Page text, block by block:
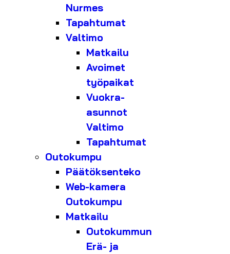
Nurmes
Tapahtumat
Valtimo
Matkailu
Avoimet
työpaikat
Vuokra-
asunnot
Valtimo
Tapahtumat
Outokumpu
Päätöksenteko
Web-kamera
Outokumpu
Matkailu
Outokummun
Erä- ja